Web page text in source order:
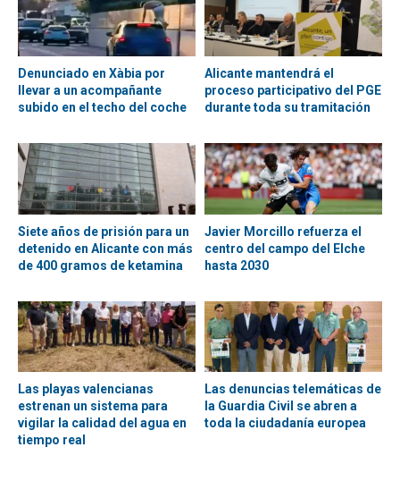
Denunciado en Xàbia por
llevar a un acompañante
subido en el techo del coche
Alicante mantendrá el
proceso participativo del PGE
durante toda su tramitación
Siete años de prisión para un
detenido en Alicante con más
de 400 gramos de ketamina
Javier Morcillo refuerza el
centro del campo del Elche
hasta 2030
Las playas valencianas
estrenan un sistema para
vigilar la calidad del agua en
tiempo real
Las denuncias telemáticas de
la Guardia Civil se abren a
toda la ciudadanía europea